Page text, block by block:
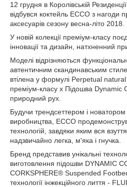
12 грудня в Королівській
відбувся коктейль ЕССО з нагоди
аксесуарів сезону весна-літо 2018.
У новій колекції преміум-класу
інновації та дизайн, натхненний
Моделі відрізняються
автентичним скандинавським
втілена у формулі Perpetual
преміум-класу x Підошва Dynamic
природний рух.
Будучи трендсеттером і
виробництва, ЕССО
технологій, завдяки яким вся
надзвичайно легка, м'яка і гнучка.
Бренд представив унікальні
виготовлення підошви DYNAMIC
CORKSPHERE® Suspended
технології інжекційного лиття -